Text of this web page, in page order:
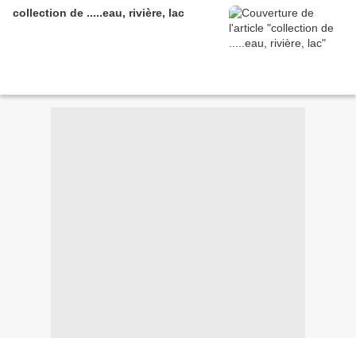
collection de .....eau, rivière, lac